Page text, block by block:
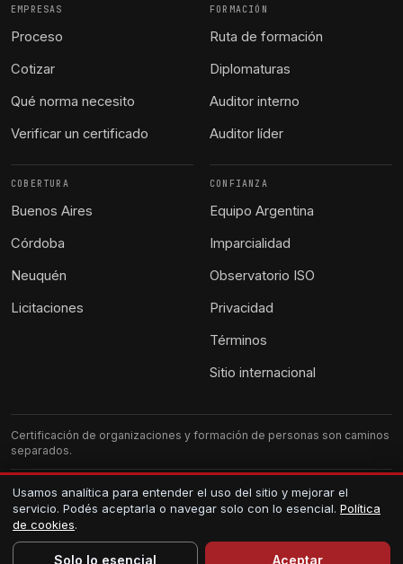
EMPRESAS
Proceso
Cotizar
Qué norma necesito
Verificar un certificado
FORMACIÓN
Ruta de formación
Diplomaturas
Auditor interno
Auditor líder
COBERTURA
Buenos Aires
Córdoba
Neuquén
Licitaciones
CONFIANZA
Equipo Argentina
Imparcialidad
Observatorio ISO
Privacidad
Términos
Sitio internacional
Certificación de organizaciones y formación de personas son caminos
separados.
G-CERTI Argentina. Atención local.
Los certificados se verifican en el registro público.
Usamos analítica para entender el uso del sitio y mejorar el
servicio. Podés aceptarla o navegar solo con lo esencial. Política
de cookies.
Solo lo esencial Aceptar